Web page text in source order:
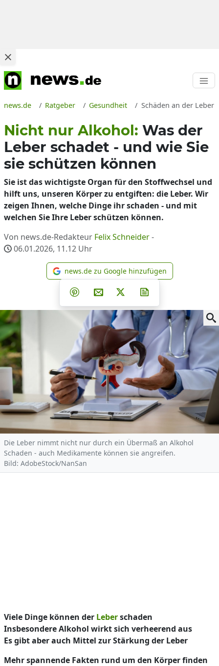
news.de Ratgeber Gesundheit Schäden an der
Nicht nur Alkohol: Was der
Leber schadet - und wie Sie
sie schützen können
Sie ist das wichtigste Organ für den Stoffwechsel und
hilft uns, unseren Körper zu entgiften: die Leber. Wir
zeigen Ihnen, welche Dinge ihr schaden - und mit
welchen Sie Ihre Leber schützen können.
Von news.de-Redakteur Felix Schneider-
06.01.2026, 11.12 Uhr
news.de zu Google
news.de zu Google hinzufügen
Teilen auf Facebook
Teilen auf Whatsapp
Teilen auf Telegram
Teilen auf Pinterest
Per E-Mail teilen
Post auf X
Die Leber nimmt nicht nur durch ein Übermaß an Alkohol
Schaden - auch Medikamente können sie angreifen.
Bild: AdobeStock/NanSan
Viele Dinge können der Leberschaden
Insbesondere Alkohol wirkt sich verheerend aus
Es gibt aber auch Mittel zur Stärkung der Leber
Mehr spannende Fakten rund um den Körper finden